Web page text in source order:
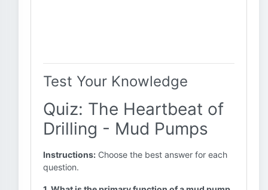
Test Your Knowledge
Quiz: The Heartbeat of
Drilling - Mud Pumps
Instructions: Choose the best answer for each
question.